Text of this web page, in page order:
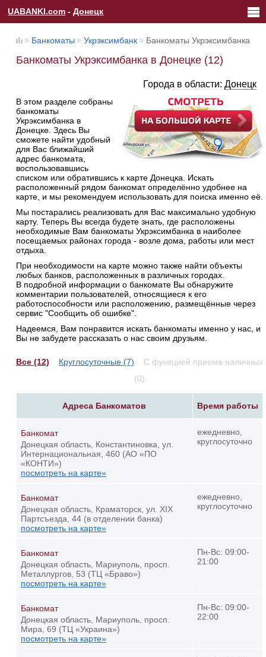
UABANKI.com -Донецк
Банкоматы Укрэксимбанк Банкоматы Укрэксимбанка
Банкоматы Укрэксимбанка в Донецке (12)
Города в области: Донецк
В этом разделе собраны
банкоматы
Укрэксимбанка в
Донецке. Здесь Вы
сможете найти удобный
для Вас ближайший
адрес банкомата,
воспользовавшись
списком или обратившись к карте Донецка. Искать
расположенный рядом банкомат определённо удобнее на
карте, и мы рекомендуем использовать для поиска именно её.
Мы постарались реализовать для Вас максимально удобную
карту. Теперь Вы всегда будете знать, где расположены
необходимые Вам банкоматы Укрэксимбанка в наиболее
посещаемых районах города - возле дома, работы или мест
отдыха.
При необходимости на карте можно также найти объекты
любых банков, расположенных в различных городах.
В подробной информации о банкомате Вы обнаружите
комментарии пользователей, относящиеся к его
работоспособности или расположению, размещённые через
сервис "Сообщить об ошибке".
Надеемся, Вам понравится искать банкоматы именно у нас, и
Вы не забудете рассказать о нас своим друзьям.
Все (12) Круглосуточные (7)
С функцией приема наличных
(0)
Адреса Банкоматов Время работы
Банкомат
Донецкая область, Константиновка, ул.
Интернациональная, 460 (АО «ПО
«КОНТИ»)
посмотреть на карте»
ежедневно,
круглосуточно
Банкомат
Донецкая область, Краматорск, ул. ХIХ
Партсъезда, 44 (в отделении банка)
посмотреть на карте»
ежедневно,
круглосуточно
Банкомат
Донецкая область, Мариуполь, просп.
Металлургов, 53 (ТЦ «Браво»)
посмотреть на карте»
Пн-Вс: 09:00-
21:00
Банкомат
Донецкая область, Мариуполь, просп.
Мира, 69 (ТЦ «Украина»)
посмотреть на карте»
Пн-Вс: 09:00-
22:00